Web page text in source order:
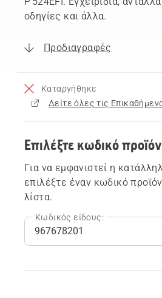
οδηγίες και άλλα.
Προδιαγραφές
Καταργήθηκε
Επιλέξτε κωδικό
Για να εμφανιστεί η
επιλέξτε έναν κωδικό
λίστα.
Κωδικός είδους: